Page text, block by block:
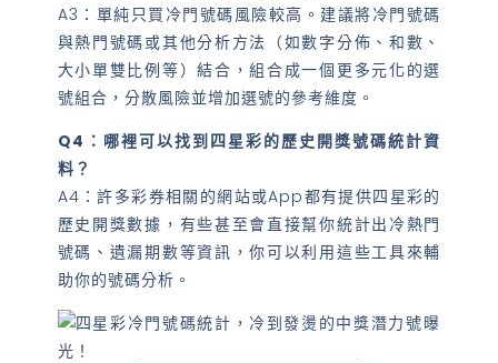
A3：單純只買冷門號碼風險較高。建議將冷門號碼
與熱門號碼或其他分析方法（如數字分佈、和數、
大小單雙比例等）結合，組合成一個更多元化的選
號組合，分散風險並增加選號的參考維度。
Q4：哪裡可以找到四星彩的歷史開獎號碼統計資
料？
A4：許多彩券相關的網站或App都有提供四星彩的
歷史開獎數據，有些甚至會直接幫你統計出冷熱門
號碼、遺漏期數等資訊，你可以利用這些工具來輔
助你的號碼分析。